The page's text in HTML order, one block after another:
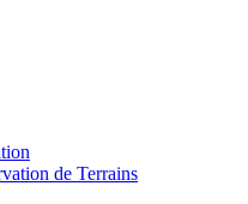
de Terrains